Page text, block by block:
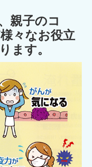
親子のコ
々なお役立
ます。